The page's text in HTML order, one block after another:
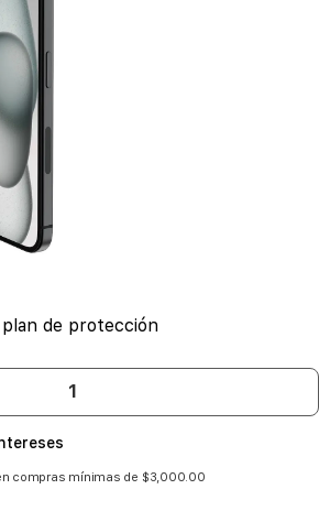
plan de protección
compras mínimas de $3,000.00